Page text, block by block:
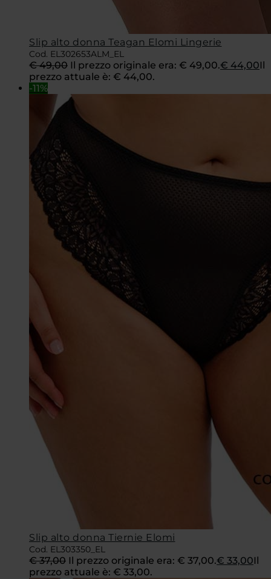
Slip alto donna Teagan Elomi Lingerie
Cod. EL302653ALM_EL
€49,00 Il prezzo originale era: € 49,00.€ 44,00Il
prezzo attuale è: € 44,00.
-11%
Slip alto donna Tiernie Elomi
Cod. EL303350_EL
€37,00 Il prezzo originale era: € 37,00.€ 33,00Il
prezzo attuale è: € 33,00.